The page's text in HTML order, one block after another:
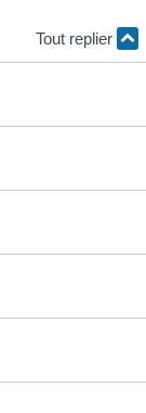
Tout replier